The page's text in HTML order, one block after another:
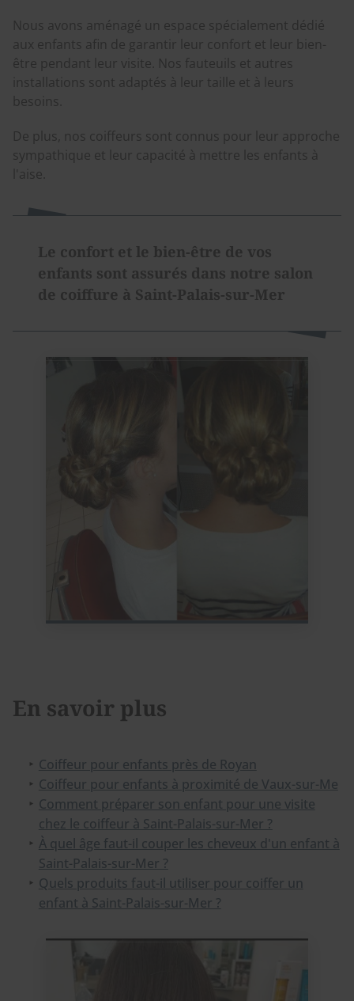
Nous avons aménagé un espace spécialement dédié
aux enfants afin de garantir leur confort et leur bien-
être pendant leur visite. Nos fauteuils et autres
installations sont adaptés à leur taille et à leurs
besoins.
De plus, nos coiffeurs sont connus pour leur approche
sympathique et leur capacité à mettre les enfants à
l'aise.
Le confort et le bien-être de vos
enfants sont assurés dans notre salon
de coiffure à Saint-Palais-sur-Mer
En savoir plus
Coiffeur pour enfants près de Royan
Coiffeur pour enfants à proximité de Vaux-sur-Me
Comment préparer son enfant pour une visite
chez le coiffeur à Saint-Palais-sur-Mer ?
À quel âge faut-il couper les cheveux d'un enfant à
Saint-Palais-sur-Mer ?
Quels produits faut-il utiliser pour coiffer un
enfant à Saint-Palais-sur-Mer ?